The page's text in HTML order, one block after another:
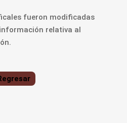
fueron modificadas
relativa al